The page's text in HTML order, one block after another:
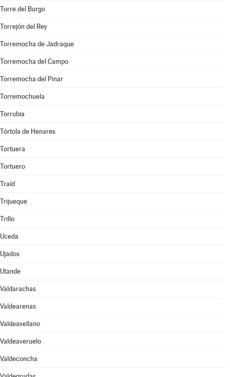
Torre del Burgo
Torrejón del Rey
Torremocha de Jadraque
Torremocha del Campo
Torremocha del Pinar
Torremochuela
Torrubia
Tórtola de Henares
Tortuera
Tortuero
Traíd
Trijueque
Trillo
Uceda
Ujados
Utande
Valdarachas
Valdearenas
Valdeavellano
Valdeaveruelo
Valdeconcha